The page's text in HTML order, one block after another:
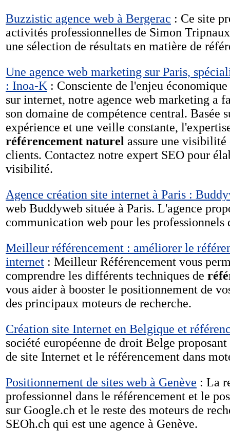
Buzzistic agence web à Bergerac : Ce site
activités professionnelles de Simon
une sélection de résultats en matière de
Une agence web marketing sur Paris,
: Inoa-K : Consciente de l'enjeu
sur internet, notre agence web marketing a
son domaine de compétence central. Basée
expérience et une veille constante,
référencement naturel assure une
clients. Contactez notre expert SEO pour
visibilité.
Agence création site internet à Paris :
web Buddyweb située à Paris. L'agence
communication web pour les professionnels
Meilleur référencement : améliorer le
internet : Meilleur Référencement vous
comprendre les différents techniques de
vous aider à booster le positionnement de
des principaux moteurs de recherche.
Création site Internet en Belgique et
société européenne de droit Belge
de site Internet et le référencement dans
Positionnement de sites web à Genève : La
professionnel dans le référencement et le
sur Google.ch et le reste des moteurs de
SEOh.ch qui est une agence à Genève.